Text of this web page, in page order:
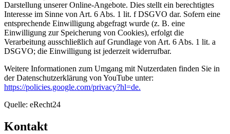
Darstellung unserer Online-Angebote. Dies stellt ein berechtigtes
Interesse im Sinne von Art. 6 Abs. 1 lit. f DSGVO dar. Sofern eine
entsprechende Einwilligung abgefragt wurde (z. B. eine
Einwilligung zur Speicherung von Cookies), erfolgt die
Verarbeitung ausschließlich auf Grundlage von Art. 6 Abs. 1 lit. a
DSGVO; die Einwilligung ist jederzeit widerrufbar.
Weitere Informationen zum Umgang mit Nutzerdaten finden Sie in
der Datenschutzerklärung von YouTube unter:
https://policies.google.com/privacy?hl=de.
Quelle: eRecht24
Kontakt